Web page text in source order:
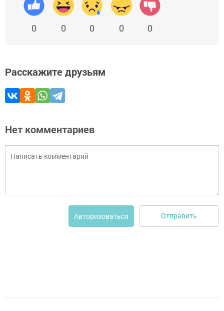
0 0 0 0 0
Расскажите друзьям
Нет комментариев
Авторизоваться Отправить